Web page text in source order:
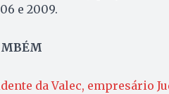
e 2009.
da Valec, empresário